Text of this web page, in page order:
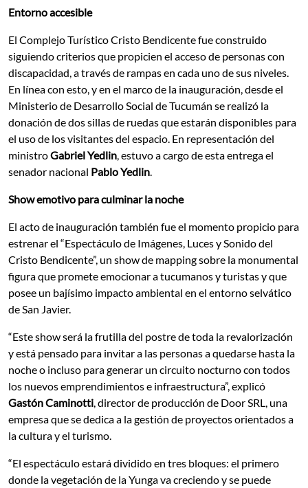
Entorno accesible
El Complejo Turístico Cristo Bendicente fue construido
siguiendo criterios que propicien el acceso de personas con
discapacidad, a través de rampas en cada uno de sus niveles.
En línea con esto, y en el marco de la inauguración, desde el
Ministerio de Desarrollo Social de Tucumán se realizó la
donación de dos sillas de ruedas que estarán disponibles para
el uso de los visitantes del espacio. En representación del
ministroGabriel Yedlin, estuvo a cargo de esta entrega el
senador nacional Pablo Yedlin.
Show emotivo para culminar la noche
El acto de inauguración también fue el momento propicio para
estrenar el “Espectáculo de Imágenes, Luces y Sonido del
Cristo Bendicente”, un show de mapping sobre la monumental
figura que promete emocionar a tucumanos y turistas y que
posee un bajísimo impacto ambiental en el entorno selvático
de San Javier.
“Este show será la frutilla del postre de toda la revalorización
y está pensado para invitar a las personas a quedarse hasta la
noche o incluso para generar un circuito nocturno con todos
los nuevos emprendimientos e infraestructura”, explicó
Gastón Caminotti, director de producción de Door SRL, una
empresa que se dedica a la gestión de proyectos orientados a
la cultura y el turismo.
“El espectáculo estará dividido en tres bloques: el primero
donde la vegetación de la Yunga va creciendo y se puede